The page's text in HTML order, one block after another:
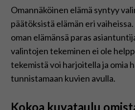
Materiaalit
Kuvatyökalut
Saavutettavuus
Omannäköinen elämä syntyy
päätöksistä elämän eri
oman elämänsä paras
valintojen tekeminen ei ole
tekemistä voi harjoitella ja omia
tunnistamaan kuvien avulla.
Kokoa kuvataulu